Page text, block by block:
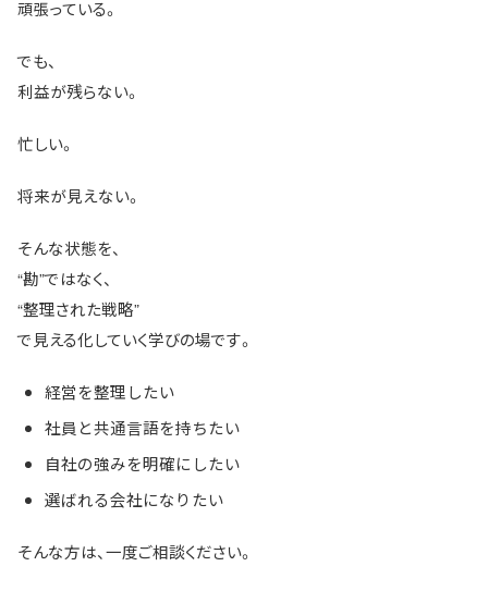
頑張っている。
でも、
利益が残らない。
忙しい。
将来が見えない。
そんな状態を、
“勘”ではなく、
“整理された戦略”
で見える化していく学びの場です。
経営を整理したい
社員と共通言語を持ちたい
自社の強みを明確にしたい
選ばれる会社になりたい
そんな方は、一度ご相談ください。